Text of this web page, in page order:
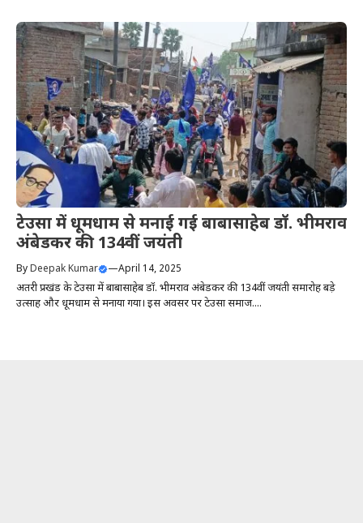
टेउसा में धूमधाम से मनाई गई बाबासाहेब डॉ. भीमराव
अंबेडकर की 134वीं जयंती
ByDeepak Kumar —April 14, 2025
अतरी प्रखंड के टेउसा में बाबासाहेब डॉ. भीमराव अंबेडकर की 134वीं जयंती समारोह बड़े
उत्साह और धूमधाम से मनाया गया। इस अवसर पर टेउसा समाज....